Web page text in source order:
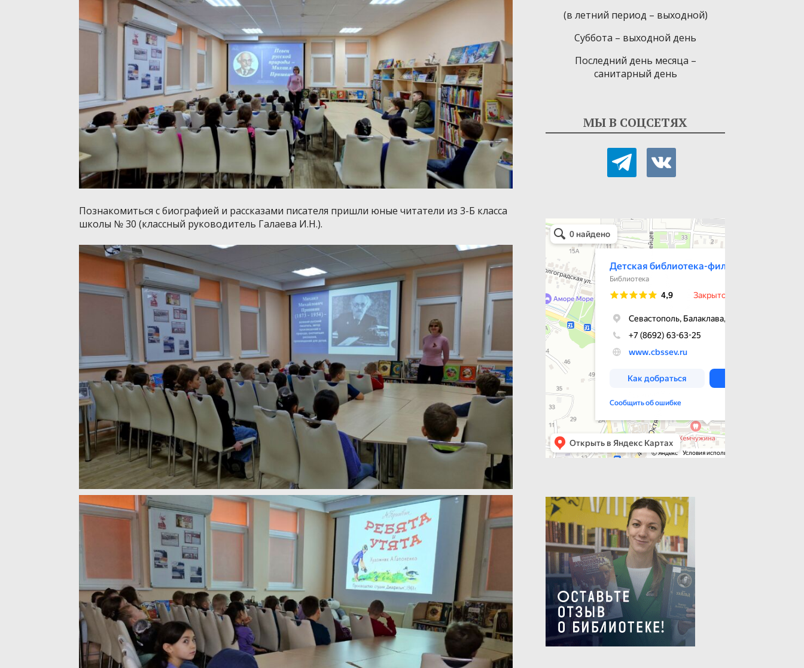
Познакомиться с биографией и рассказами писателя пришли юные читатели из 3-Б класса
школы № 30 (классный руководитель Галаева И.Н.).
(в летний период – выходной)
Суббота – выходной день
Последний день месяца –
санитарный день
МЫ В СОЦСЕТЯХ
telegram vkontakte
Детская библиотека-филиал № 9
Библиотека в Севастополе